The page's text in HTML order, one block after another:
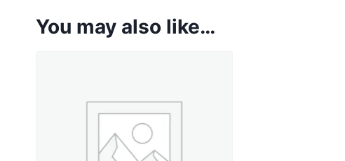
You may also like…